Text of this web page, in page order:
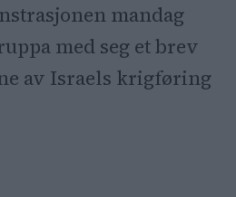
mandag
med seg et brev
av Israels krigføring